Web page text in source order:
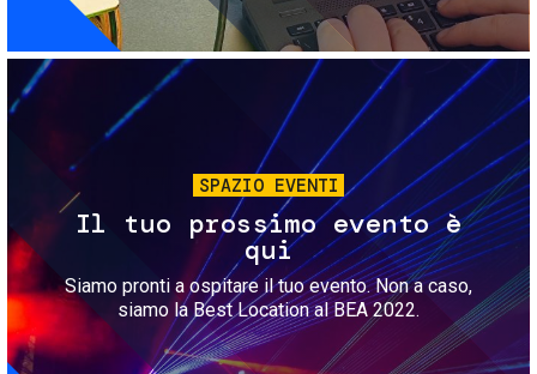
Immagine
SPAZIO EVENTI
Il tuo prossimo evento è
qui
Siamo pronti a ospitare il tuo evento. Non a caso,
siamo la Best Location al BEA 2022.